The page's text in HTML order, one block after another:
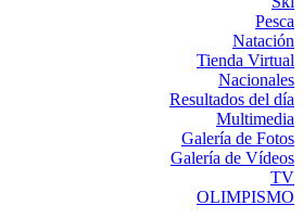
Pesca
Natación
Tienda Virtual
Nacionales
Resultados del día
Multimedia
Galería de Fotos
Galería de Vídeos
TV
OLIMPISMO